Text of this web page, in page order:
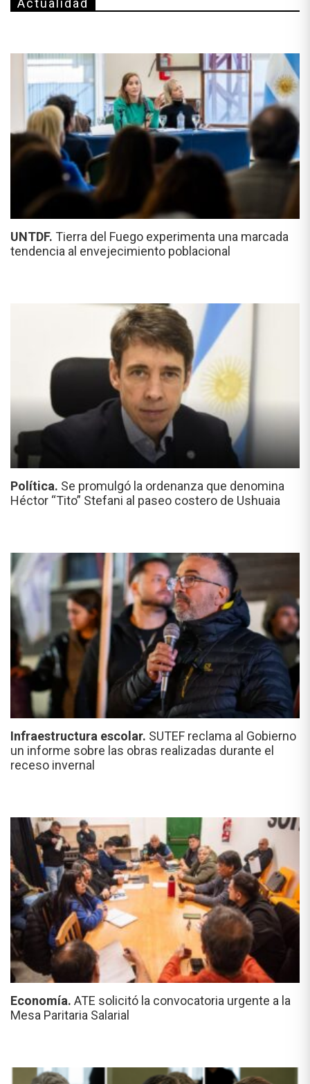
Actualidad
UNTDF. Tierra del Fuego experimenta una marcada
tendencia al envejecimiento poblacional
Política. Se promulgó la ordenanza que denomina
Héctor “Tito” Stefani al paseo costero de Ushuaia
Infraestructura escolar. SUTEF reclama al Gobierno
un informe sobre las obras realizadas durante el
receso invernal
Economía. ATE solicitó la convocatoria urgente a la
Mesa Paritaria Salarial